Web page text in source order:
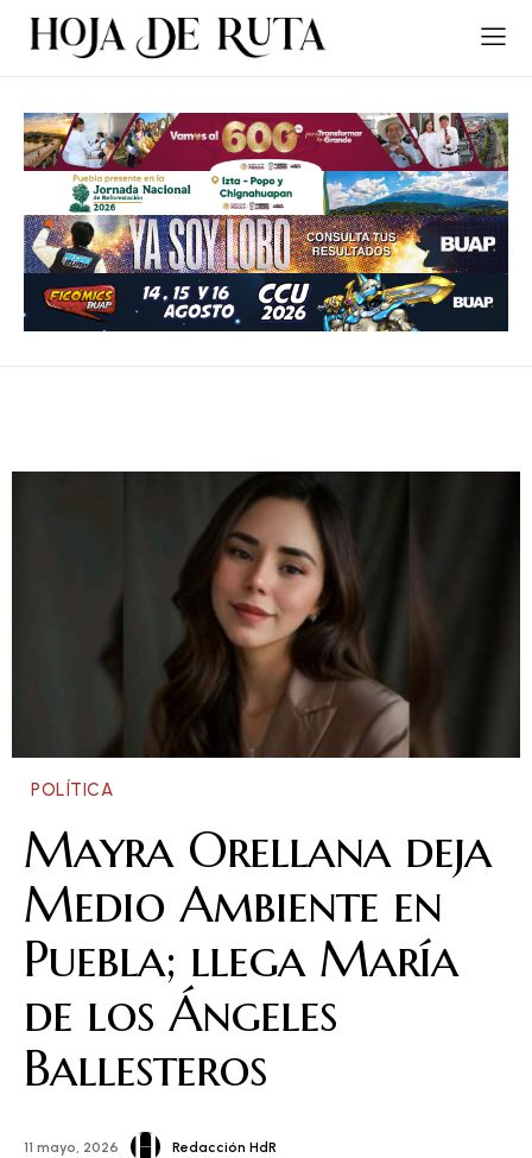
POLÍTICA
Mayra Orellana deja
Medio Ambiente en
Puebla; llega María
de los Ángeles
Ballesteros
11 mayo, 2026 Redacción HdR